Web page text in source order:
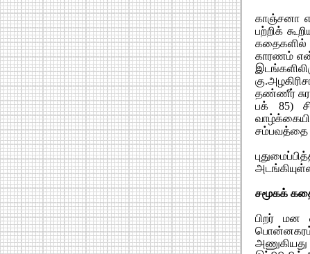
காஞ்சனா
பற்றிக்
கதைகளில்
காரணம் என்
தண்ணீர்
பக் 85)
சம்பவத்தை
சமூகக்
பிறர் மன